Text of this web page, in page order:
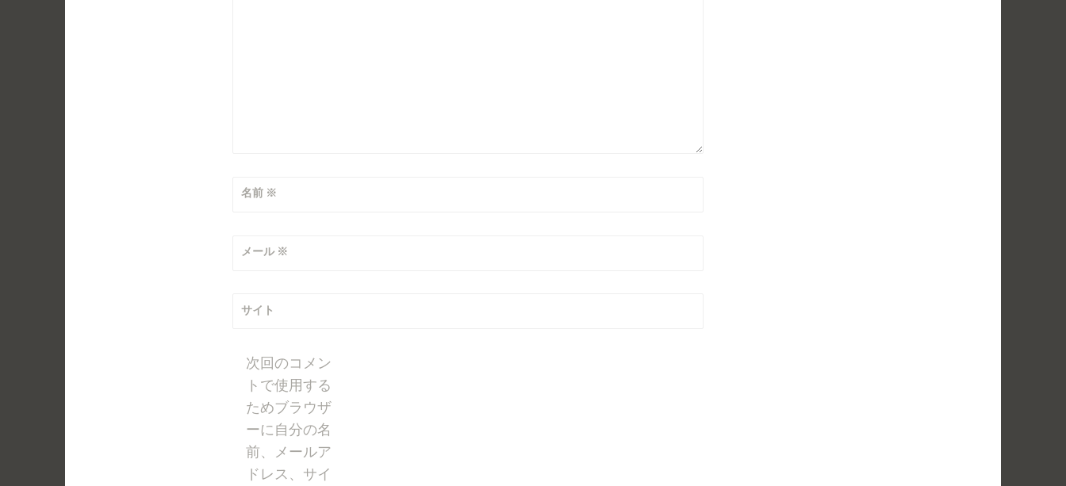
名前 ※
メール ※
サイト
次回のコメン
トで使用する
ためブラウザ
ーに自分の名
前、メールア
ドレス、サイ